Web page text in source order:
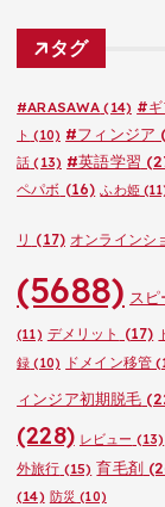
ゴ
タグ
#ARASAWA (14) #ギ
ト (10) #フィンジア
話 (13) #英語学習
ペパボ (16) ふわ姫
リ (17) オンラインシ
(5688) スピ
(11) デメリット (17)
録 (10) ドメイン移管
ィンジア初期脱毛
(228) レビュー (13)
外旅行 (15) 育毛剤
(14) 防災 (10)